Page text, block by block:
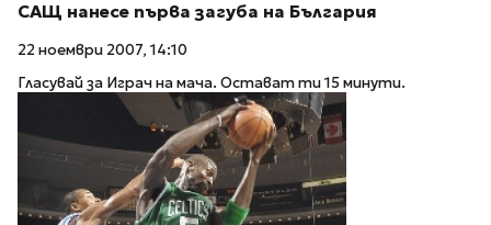
САЩ нанесе първа загуба на България
22 ноември 2007, 14:10
Гласувай за Играч на мача. Остават ти 15 минути.